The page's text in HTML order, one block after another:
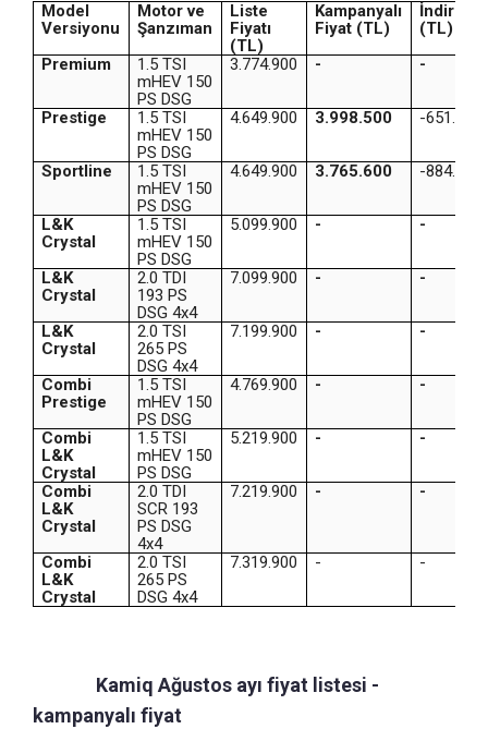
Model
Versiyonu
Motor ve
Şanzıman
Liste
Fiyatı
(TL)
Kampanyalı
Fiyat (TL)
İndirim
(TL)
Premium
1.5 TSI
mHEV 150
PS DSG
3.774.900 - -
Prestige
1.5 TSI
mHEV 150
PS DSG
4.649.900 3.998.500 -651.400
Sportline
1.5 TSI
mHEV 150
PS DSG
4.649.900 3.765.600 -884.300
L&K
Crystal
1.5 TSI
mHEV 150
PS DSG
5.099.900 - -
L&K
Crystal
2.0 TDI
193 PS
DSG 4x4
7.099.900 - -
L&K
Crystal
2.0 TSI
265 PS
DSG 4x4
7.199.900 - -
Combi
Prestige
1.5 TSI
mHEV 150
PS DSG
4.769.900 - -
Combi
L&K
Crystal
1.5 TSI
mHEV 150
PS DSG
5.219.900 - -
Combi
L&K
Crystal
2.0 TDI
SCR 193
PS DSG
4x4
7.219.900 - -
Combi
L&K
Crystal
2.0 TSI
265 PS
DSG 4x4
7.319.900 - -
Kamiq Ağustos ayı fiyat listesi -
kampanyalı fiyat